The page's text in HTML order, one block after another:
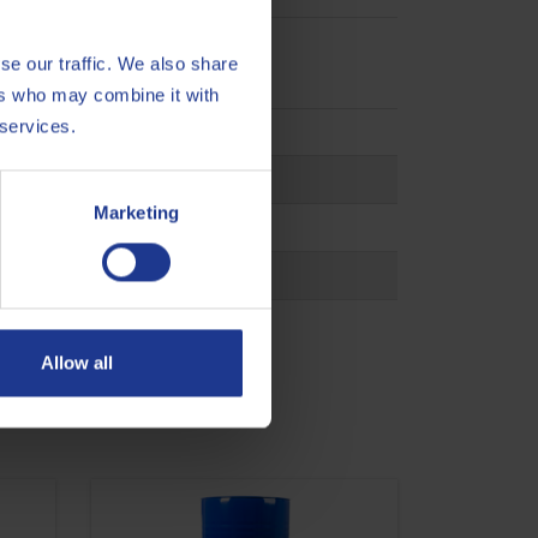
our traffic. We also share
who may combine it with
Marketing
Allow all